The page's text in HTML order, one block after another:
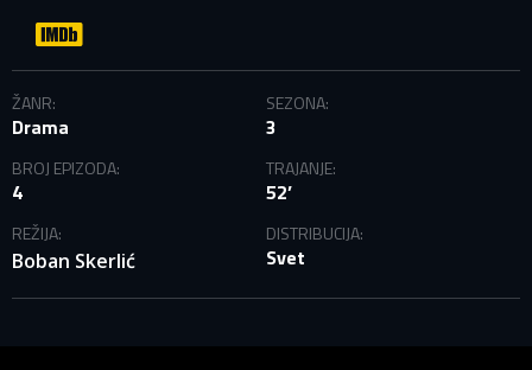
Molimo prijavite se na svoj nalog.
E-mail
Lozinka
E-mail
ŽANR:
Drama
SEZONA:
3
BROJ EPIZODA:
4
TRAJANJE:
52’
REŽIJA:
Boban Skerlić
DISTRIBUCIJA:
Svet